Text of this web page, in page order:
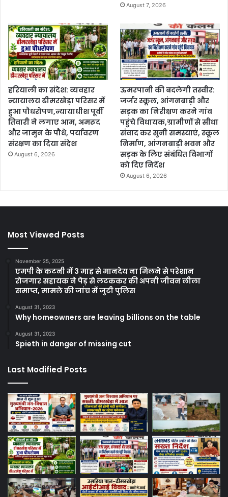
August 7, 2026
हरियाली का संदेश: व्यवहार
न्यायालय ढीमरखेड़ा परिसर में
हुआ पौधरोपण,न्यायाधीश पूर्वी
तिवारी ने लगाए आम, अमरूद
और जामुन के पौधे, पर्यावरण
संरक्षण का दिया संदेश
August 6, 2026
ऊमरपानी की बदलेगी तस्वीर:
जर्जर स्कूल, आंगनबाड़ी और
सड़क का निरीक्षण करने गांव
पहुंचे विधायक,ग्रामीणों से सीधा
संवाद कर सुनी समस्याएं, स्कूल
निर्माण, आंगनबाड़ी भवन और
सड़क के लिए संबंधित विभागों
को दिए निर्देश
August 6, 2026
Most Viewed Posts
November 25, 2025
एमपी के कटनी में 3 माह से मानदेय ना मिलने से परेशान
रोजगार सहायक ने पेड़ से लटककर की अपनी जीवन लीला
समाप्त, मामले की जांच में जुटी पुलिस
August 31, 2023
Why homeowners are leaving billions on the table
August 31, 2023
Spieth in danger of missing cut
Last Modified Posts